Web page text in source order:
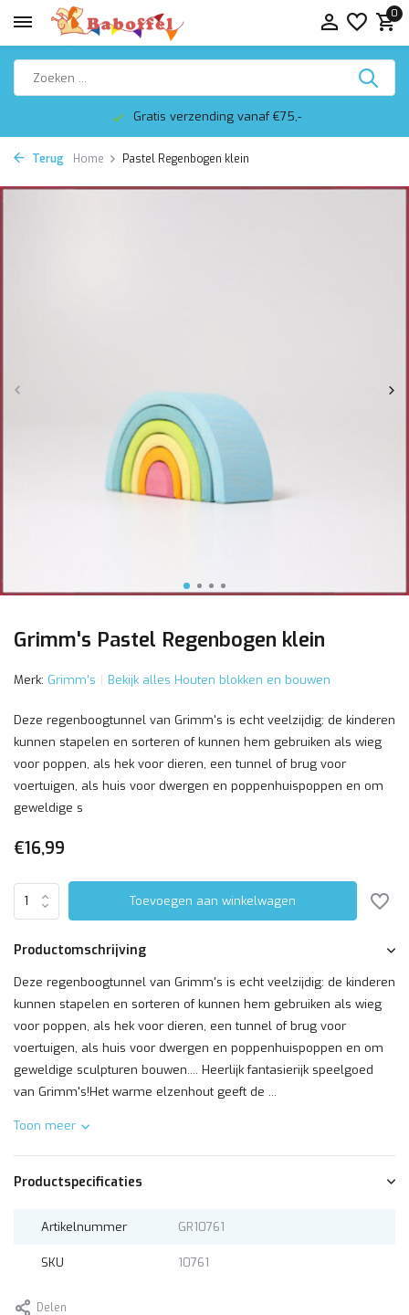
0
Gratis verzending vanaf €75,-
Terug Home Pastel Regenbogen klein
Grimm's Pastel Regenbogen klein
Merk: Grimm's Bekijk alles Houten blokken en bouwen
Deze regenboogtunnel van Grimm's is echt veelzijdig: de kinderen
kunnen stapelen en sorteren of kunnen hem gebruiken als wieg
voor poppen, als hek voor dieren, een tunnel of brug voor
voertuigen, als huis voor dwergen en poppenhuispoppen en om
geweldige s
€16,99
Toevoegen aan winkelwagen
Productomschrijving
Deze regenboogtunnel van Grimm's is echt veelzijdig: de kinderen
kunnen stapelen en sorteren of kunnen hem gebruiken als wieg
voor poppen, als hek voor dieren, een tunnel of brug voor
voertuigen, als huis voor dwergen en poppenhuispoppen en om
geweldige sculpturen bouwen.... Heerlijk fantasierijk speelgoed
van Grimm's!Het warme elzenhout geeft de ...
Toon meer
Productspecificaties
Artikelnummer GR10761
SKU 10761
Delen